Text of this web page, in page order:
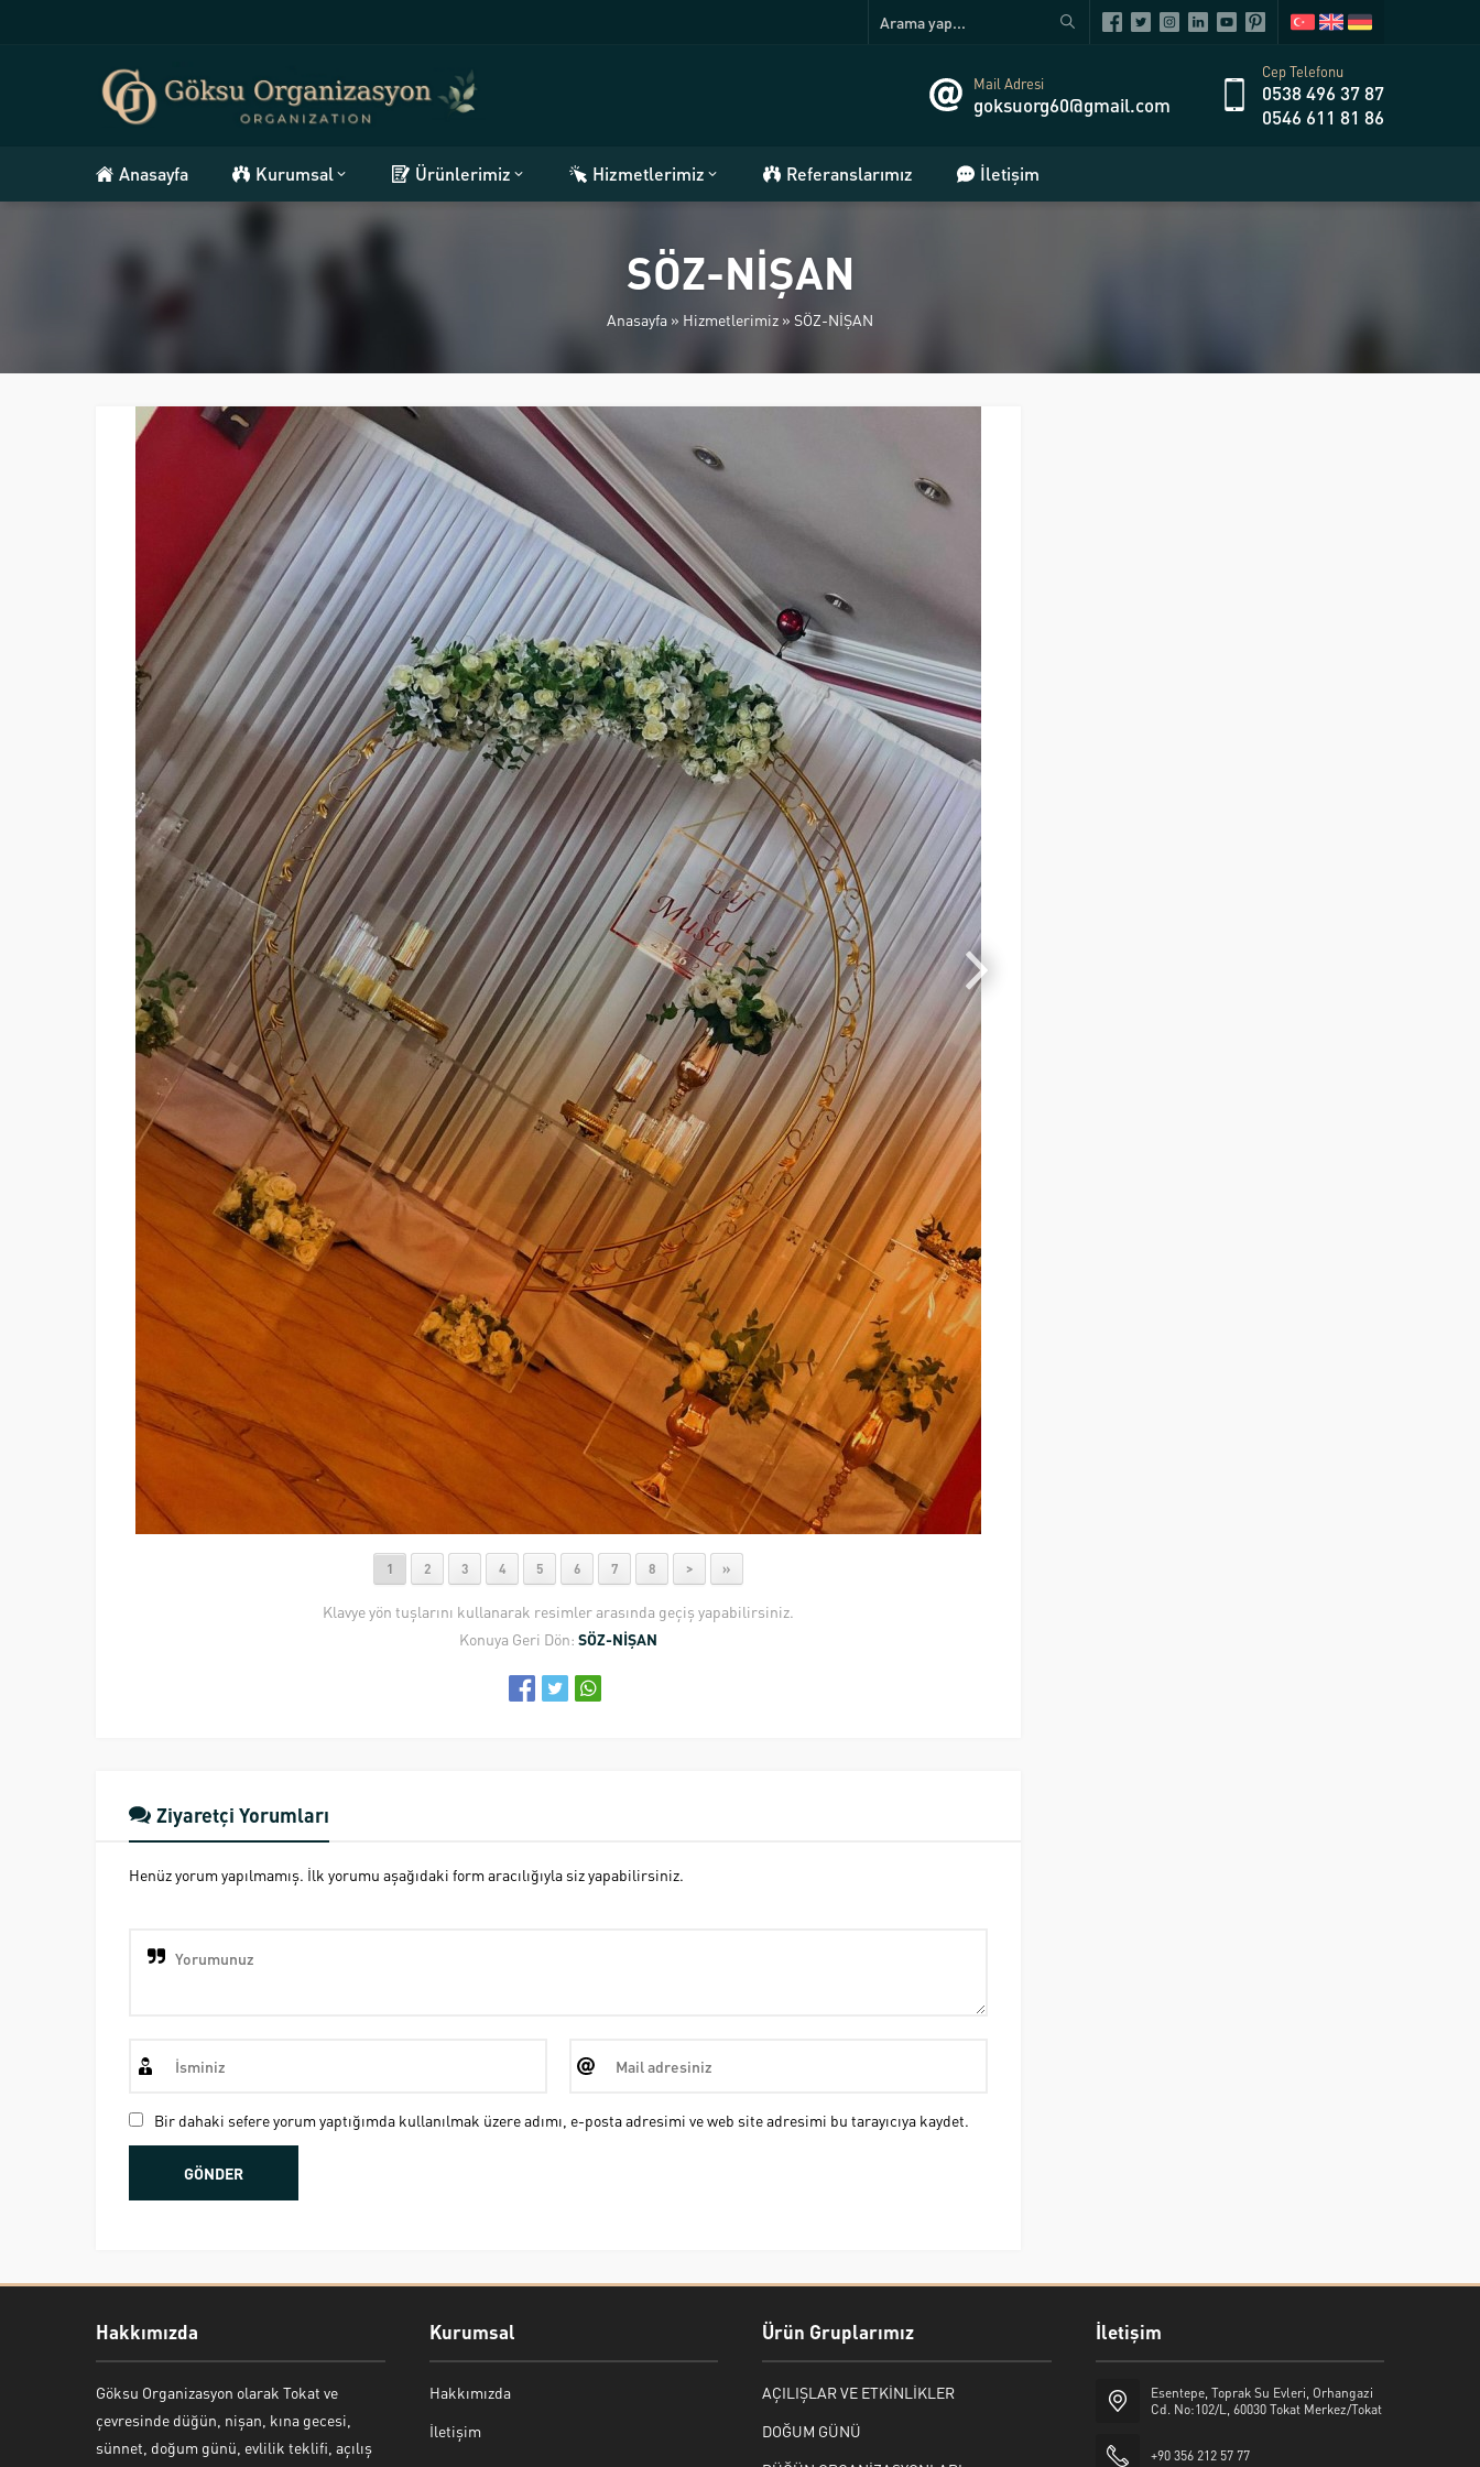
Mail Adresi
goksuorg60@gmail.com
Cep Telefonu
0538 496 37 87
0546 611 81 86
Anasayfa Kurumsal Ürünlerimiz Hizmetlerimiz Referanslarımız İletişim
SÖZ-NİŞAN
Anasayfa » Hizmetlerimiz » SÖZ-NİŞAN
1 2 3 4 5 6 7 8 > »
Klavye yön tuşlarını kullanarak resimler arasında geçiş yapabilirsiniz.
Konuya Geri Dön: SÖZ-NİŞAN
Ziyaretçi Yorumları
Henüz yorum yapılmamış. İlk yorumu aşağıdaki form aracılığıyla siz yapabilirsiniz.
Bir dahaki sefere yorum yaptığımda kullanılmak üzere adımı, e-posta adresimi ve web site adresimi bu tarayıcıya kaydet.
Hakkımızda
Göksu Organizasyon olarak Tokat ve
çevresinde düğün, nişan, kına gecesi,
sünnet, doğum günü, evlilik teklifi, açılış
Kurumsal
Hakkımızda
İletişim
Ürün Gruplarımız
AÇILIŞLAR VE ETKİNLİKLER
DOĞUM GÜNÜ
İletişim
Esentepe, Toprak Su Evleri, Orhangazi
Cd. No:102/L, 60030 Tokat Merkez/Tokat
+90 356 212 57 77
Bekir Kiper